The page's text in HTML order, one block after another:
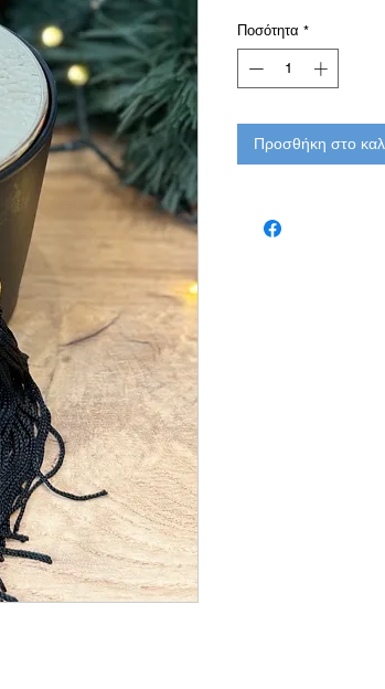
Ποσότητα *
Προσθήκη στο